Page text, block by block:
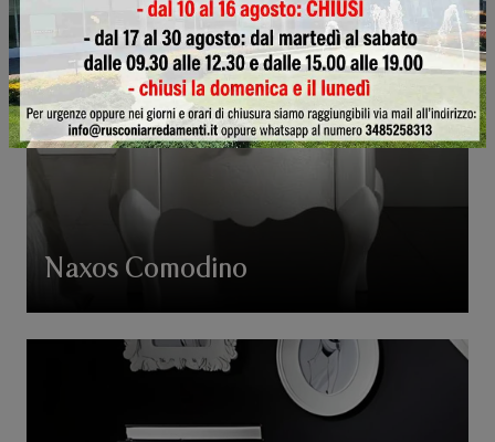
Naxos Comodino